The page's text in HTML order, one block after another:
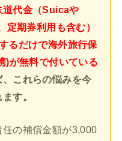
道代金（Suicaや
期券利用も含む）
るだけで海外旅行保
)が無料で付いている
これらの悩みを今
す。
の補償金額が3,000